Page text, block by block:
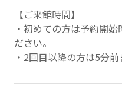
【ご来館時間】
・初めての方は予約開
ださい。
・2回目以降の方は5分
・到着後、受付のスタ